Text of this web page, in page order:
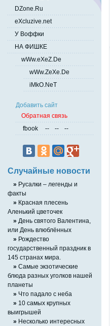
DZone.Ru
eXcluzive.net
У Воффки
НА ФИШКЕ
wWw.eXeZ.De
wWw.ZeXe.De
iMkO.NeT
Добавить сайт
Обратная связь
fbook
-- -- --
Случайные новости
» Русалки – легенды и
факты
» Красная плесень
Аленький цветочек
» День святого Валентина,
или День влюблённых
» Рождество
государственный праздник в
145 странах мира.
» Самые экзотические
блюда разных уголков нашей
планеты
» Что падало с неба
» 10 самых крупных
выигрышей
» Несколько интересных